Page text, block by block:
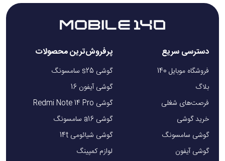
دسترسی سریع
فروشگاه موبایل 140
بلاگ
فرصت‌های شغلی
خرید گوشی
گوشی سامسونگ
گوشی آیفون
پرفروش‌ترین محصولات
گوشی s25 سامسونگ
گوشی آیفون 16
گوشی Redmi Note 14 Pro
گوشی a16 سامسونگ
گوشی شیائومی 14t
لوازم کمپینگ